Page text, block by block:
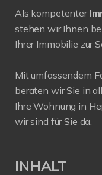
Als kompetenter
stehen wir Ihnen
Ihrer Immobilie zur
Mit umfassendem
beraten wir Sie in
Ihre Wohnung in
wir sind für Sie da.
INHALT